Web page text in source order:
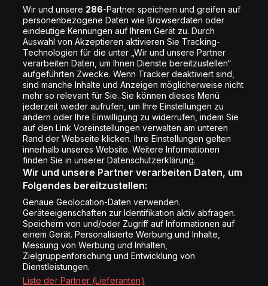
Folge uns
Copyright © Energy 2026
Jobs
Shop
Impressum
Rechtliches
Datenschutz
Cookie Liste
Cookie Einstellung
Wir und unsere 286-Partner speichern und greifen auf
personenbezogene Daten wie Browserdaten oder
eindeutige Kennungen auf Ihrem Gerät zu. Durch
Auswahl von Akzeptieren aktivieren Sie Tracking-
Technologien für die unter „Wir und unsere Partner
verarbeiten Daten, um Ihnen Dienste bereitzustellen“
aufgeführten Zwecke. Wenn Tracker deaktiviert sind,
sind manche Inhalte und Anzeigen möglicherweise nicht
mehr so relevant für Sie. Sie können dieses Menü
jederzeit wieder aufrufen, um Ihre Einstellungen zu
ändern oder Ihre Einwilligung zu widerrufen, indem Sie
auf den Link Voreinstellungen verwalten am unteren
Rand der Webseite klicken. Ihre Einstellungen gelten
innerhalb unseres Website. Weitere Informationen
finden Sie in unserer Datenschutzerklärung.
Wir und unsere Partner verarbeiten Daten, um
Folgendes bereitzustellen:
Genaue Geolocation-Daten verwenden.
Geräteeigenschaften zur Identifikation aktiv abfragen.
Speichern von und/oder Zugriff auf Informationen auf
einem Gerät. Personalisierte Werbung und Inhalte,
Messung von Werbung und Inhalten,
Zielgruppenforschung und Entwicklung von
Dienstleistungen.
Liste der Partner (Lieferanten)